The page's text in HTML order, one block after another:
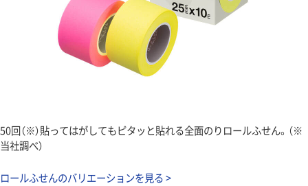
50回（※）貼ってはがしてもピタッと貼れる全面のりロールふせん。（※
当社調べ）
ロールふせんのバリエーションを見る >